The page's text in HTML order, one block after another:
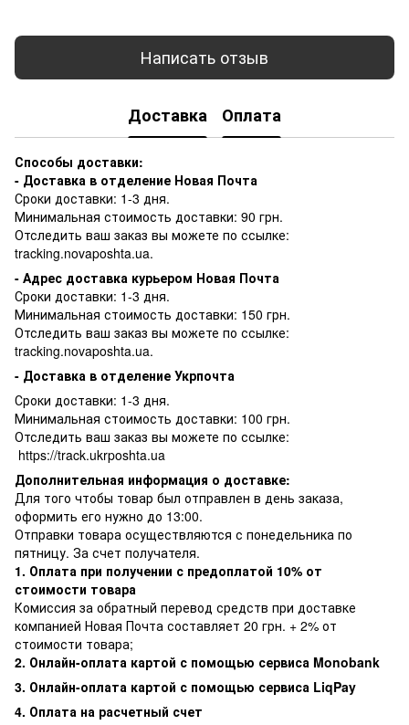
Написать отзыв
Доставка Оплата
Способы доставки:
- Доставка в отделение Новая Почта
Сроки доставки: 1-3 дня.
Минимальная стоимость доставки: 90 грн.
Отследить ваш заказ вы можете по ссылке:
tracking.novaposhta.ua.
- Адрес доставка курьером Новая Почта
Сроки доставки: 1-3 дня.
Минимальная стоимость доставки: 150 грн.
Отследить ваш заказ вы можете по ссылке:
tracking.novaposhta.ua.
- Доставка в отделение Укрпочта
Сроки доставки: 1-3 дня.
Минимальная стоимость доставки: 100 грн.
Отследить ваш заказ вы можете по ссылке:
https://track.ukrposhta.ua
Дополнительная информация о доставке:
Для того чтобы товар был отправлен в день заказа,
оформить его нужно до 13:00.
Отправки товара осуществляются с понедельника по
пятницу. За счет получателя.
1. Оплата при получении с предоплатой 10% от
стоимости товара
Комиссия за обратный перевод средств при доставке
компанией Новая Почта составляет 20 грн. + 2% от
стоимости товара;
2. Онлайн-оплата картой с помощью сервиса Monobank
3. Онлайн-оплата картой с помощью сервиса LiqPay
4. Оплата на расчетный счет